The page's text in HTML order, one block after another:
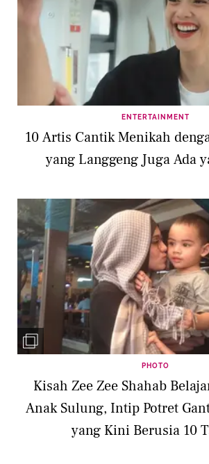
ENTERTAINMENT
10 Artis Cantik Menikah
yang Langgeng Juga Ada
PHOTO
Kisah Zee Zee Shahab
Anak Sulung, Intip Potret
yang Kini Berusia 10